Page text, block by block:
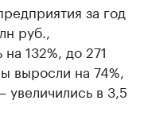
за год
руб.,
132%, до 271
выросли на 74%,
в 3,5